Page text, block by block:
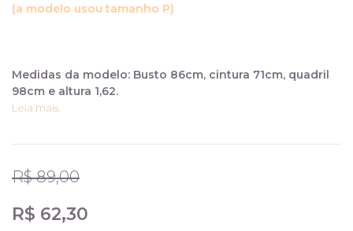
(a modelo usou tamanho P)
Medidas da modelo: Busto 86cm, cintura 71cm, quadril
98cm e altura 1,62.
Leia mais.
R$ 89,00
R$ 62,30